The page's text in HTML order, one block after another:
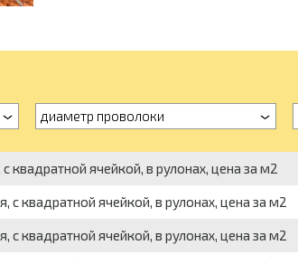
диаметр проволоки
квадратной ячейкой, в рулонах, цена за м2
квадратной ячейкой, в рулонах, цена за м2
квадратной ячейкой, в рулонах, цена за м2